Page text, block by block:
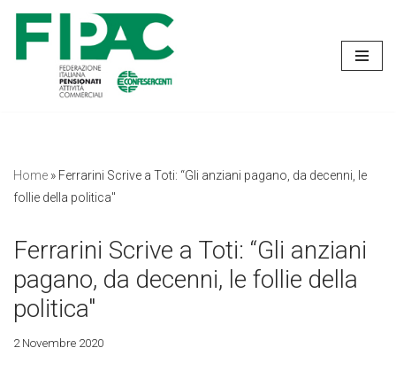
Vai
contenuto
Home » Ferrarini Scrive a Toti: “Gli anziani pagano, da decenni, le
follie della politica"
Ferrarini Scrive a Toti: “Gli anziani
pagano, da decenni, le follie della
politica"
2 Novembre 2020